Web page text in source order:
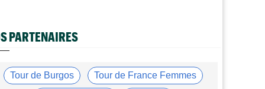
mais…"
La Soudal Quick-Step recrute un talentueux sprinteur
allemand de 24 ans
PARTENAIRES
Tour de Burgos Tour de France Femmes